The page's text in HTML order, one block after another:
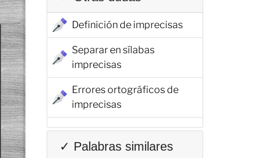
Definición de imprecisas
Separar en sílabas
imprecisas
Errores ortográficos de
imprecisas
✓ Palabras similares